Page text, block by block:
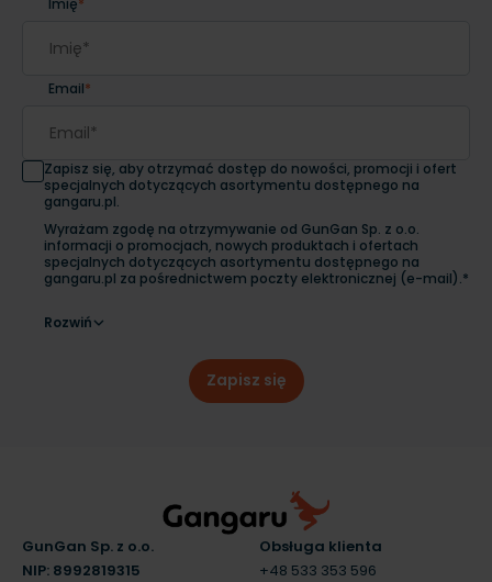
Imię*
Email*
Zapisz się, aby otrzymać dostęp do nowości, promocji i ofert
specjalnych dotyczących asortymentu dostępnego na
gangaru.pl.
Wyrażam zgodę na otrzymywanie od GunGan Sp. z o.o.
informacji o promocjach, nowych produktach i ofertach
specjalnych dotyczących asortymentu dostępnego na
gangaru.pl za pośrednictwem poczty elektronicznej (e-mail).*
Rozwiń
Zapisz się
GunGan Sp. z o.o.
NIP: 8992819315
Obsługa klienta
+48 533 353 596